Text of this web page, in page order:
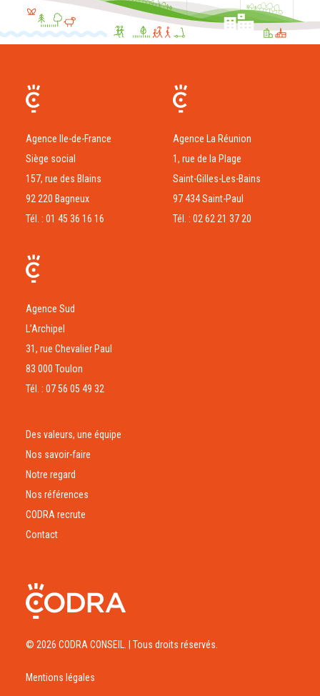
Agence Ile-de-France
Siège social
157, rue des Blains
92 220 Bagneux
Tél. : 01 45 36 16 16
Agence La Réunion
1, rue de la Plage
Saint-Gilles-Les-Bains
97 434 Saint-Paul
Tél. : 02 62 21 37 20
Agence Sud
L’Archipel
31, rue Chevalier Paul
83 000 Toulon
Tél. : 07 56 05 49 32
Des valeurs, une équipe
Nos savoir-faire
Notre regard
Nos références
CODRA recrute
Contact
© 2026 CODRA CONSEIL. | Tous droits réservés.
Mentions légales